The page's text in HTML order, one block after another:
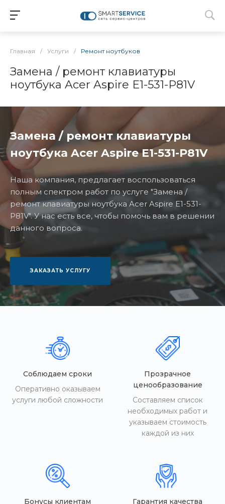
Главная / Услуги / Ремонт ноутбуков
Замена / ремонт клавиатуры
ноутбука Acer Aspire E1-531-P81V
Замена / ремонт клавиатуры
ноутбука Acer Aspire E1-531-P81V
Наша компания, предлагает воспользоваться
полным спектром работ по услуге "Замена /
ремонт клавиатуры ноутбука Acer Aspire E1-531-
P81V". У нас есть все, чтобы помочь вам в решении
данного вопроса.
ЗАКАЗАТЬ УСЛУГУ
Соблюдаем сроки
Оперативно оказываем
услуги любой сложности
Прозрачное
ценообразование
Составляем список
необходимых работ и
указываем стоимость
каждой из них
Бонусы клиентам
Гарантия качества